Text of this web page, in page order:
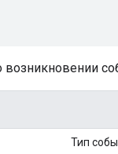
возникновении
Тип